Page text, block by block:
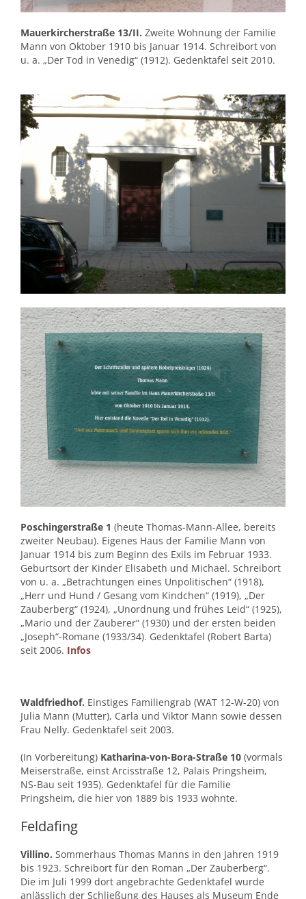
Mauerkircherstraße 13/II. Zweite Wohnung der Familie
Mann von Oktober 1910 bis Januar 1914. Schreibort von
u. a. „Der Tod in Venedig“ (1912). Gedenktafel seit 2010.
Poschingerstraße 1 (heute Thomas-Mann-Allee, bereits
zweiter Neubau). Eigenes Haus der Familie Mann von
Januar 1914 bis zum Beginn des Exils im Februar 1933.
Geburtsort der Kinder Elisabeth und Michael. Schreibort
von u. a. „Betrachtungen eines Unpolitischen“ (1918),
„Herr und Hund / Gesang vom Kindchen“ (1919), „Der
Zauberberg“ (1924), „Unordnung und frühes Leid“ (1925),
„Mario und der Zauberer“ (1930) und der ersten beiden
„Joseph“-Romane (1933/34). Gedenktafel (Robert Barta)
seit 2006. Infos
Waldfriedhof. Einstiges Familiengrab (WAT 12-W-20) von
Julia Mann (Mutter), Carla und Viktor Mann sowie dessen
Frau Nelly. Gedenktafel seit 2003.
(In Vorbereitung) Katharina-von-Bora-Straße 10 (vormals
Meiserstraße, einst Arcisstraße 12, Palais Pringsheim,
NS-Bau seit 1935). Gedenktafel für die Familie
Pringsheim, die hier von 1889 bis 1933 wohnte.
Feldafing
Villino. Sommerhaus Thomas Manns in den Jahren 1919
bis 1923. Schreibort für den Roman „Der Zauberberg“.
Die im Juli 1999 dort angebrachte Gedenktafel wurde
anlässlich der Schließung des Hauses als Museum Ende